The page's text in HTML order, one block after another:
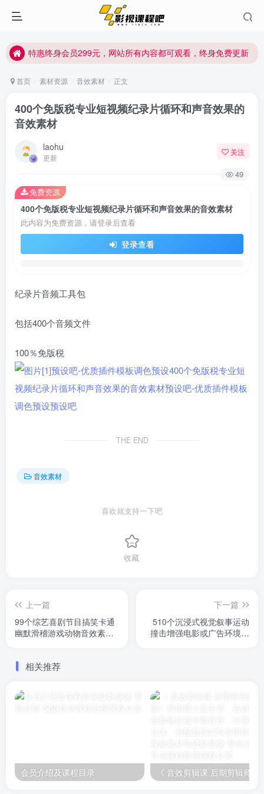
特惠终身会员299元，网站所有内容都可观看，终身免费更新
特惠终身会员299元，网站所有内容都可观看，终身免费更新
首页 素材资源 音效素材 正文
400个免版税专业短视频纪录片循环和声音效果的
音效素材
laohu
更新
关注
49
400个免版税专业短视频纪录片循环和声音效果的音效素材
此内容为免费资源，请登录后查看
登录查看
免费资源
纪录片音频工具包
包括400个音频文件
100％免版税
THE END
音效素材
喜欢就支持一下吧
收藏
上一篇
99个综艺喜剧节目搞笑卡通
幽默滑稽游戏动物音效素材
下一篇
510个沉浸式视觉叙事运动
撞击增强电影或广告环境场
相关推荐
会员介绍及课程目录